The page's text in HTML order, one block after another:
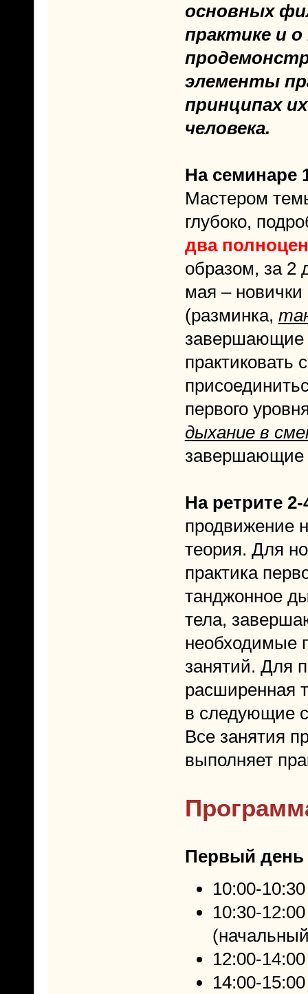
основных
практике и
элементы
принципах
человека.
На семинаре
Мастером
глубоко,
два
образом, за 2
мая –
(разминка,
завершающие
практиковать
первого
дыхание в
завершающие
На ретрите
продвижение
теория. Для
практика
танджонное
тела,
необходимые
занятий. Для
расширенная
в следующие
Все занятия
выполняет
Первый день
10:00-
10:30-
12:00-
14:00-